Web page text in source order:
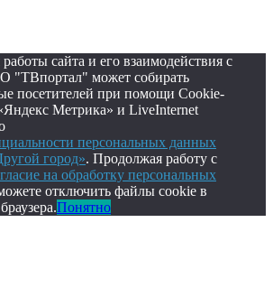
сайта и его взаимодействия с
"ТВпортал" может собирать
посетителей при помощи Cookie-
Метрика» и LiveInternet
персональных данных
город». Продолжая работу с
на обработку персональных
отключить файлы cookie в
Понятно